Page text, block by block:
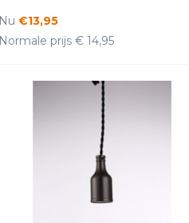
Nu €13,95
Normale prijs € 14,95